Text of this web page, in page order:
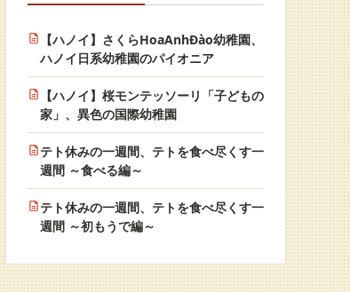
【ハノイ】さくらHoaAnhĐào幼稚園、
ハノイ日系幼稚園のパイオニア
【ハノイ】桜モンテッソーリ「子どもの
家」、異色の国際幼稚園
テト休みの一週間、テトを食べ尽くす一
週間 ～食べる編～
テト休みの一週間、テトを食べ尽くす一
週間 ～初もうで編～